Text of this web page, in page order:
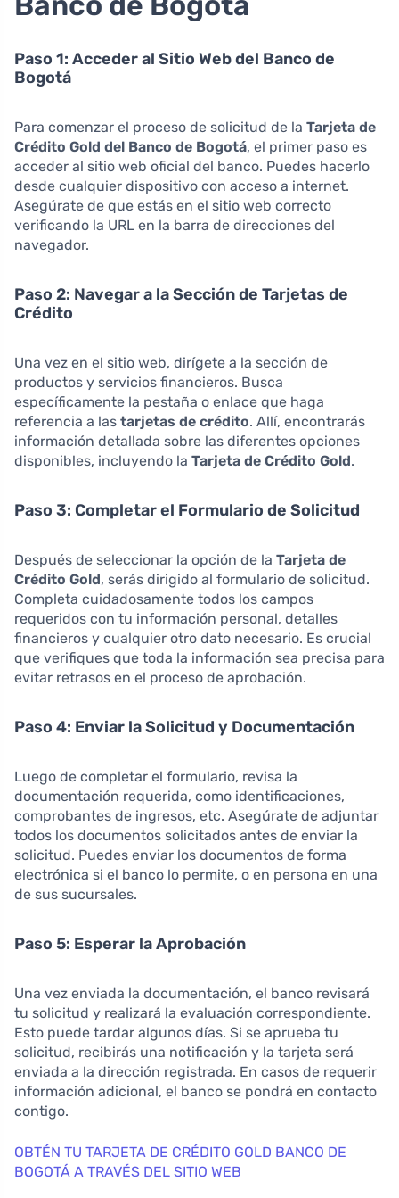
Paso 1: Acceder al Sitio Web del Banco de
Bogotá
Para comenzar el proceso de solicitud de la Tarjeta de
Crédito Gold del Banco de Bogotá, el primer paso es
acceder al sitio web oficial del banco. Puedes hacerlo
desde cualquier dispositivo con acceso a internet.
Asegúrate de que estás en el sitio web correcto
verificando la URL en la barra de direcciones del
navegador.
Paso 2: Navegar a la Sección de Tarjetas de
Crédito
Una vez en el sitio web, dirígete a la sección de
productos y servicios financieros. Busca
específicamente la pestaña o enlace que haga
referencia a las tarjetas de crédito. Allí, encontrarás
información detallada sobre las diferentes opciones
disponibles, incluyendo la Tarjeta de Crédito Gold.
Paso 3: Completar el Formulario de Solicitud
Después de seleccionar la opción de la Tarjeta de
Crédito Gold, serás dirigido al formulario de solicitud.
Completa cuidadosamente todos los campos
requeridos con tu información personal, detalles
financieros y cualquier otro dato necesario. Es crucial
que verifiques que toda la información sea precisa para
evitar retrasos en el proceso de aprobación.
Paso 4: Enviar la Solicitud y Documentación
Luego de completar el formulario, revisa la
documentación requerida, como identificaciones,
comprobantes de ingresos, etc. Asegúrate de adjuntar
todos los documentos solicitados antes de enviar la
solicitud. Puedes enviar los documentos de forma
electrónica si el banco lo permite, o en persona en una
de sus sucursales.
Paso 5: Esperar la Aprobación
Una vez enviada la documentación, el banco revisará
tu solicitud y realizará la evaluación correspondiente.
Esto puede tardar algunos días. Si se aprueba tu
solicitud, recibirás una notificación y la tarjeta será
enviada a la dirección registrada. En casos de requerir
información adicional, el banco se pondrá en contacto
contigo.
OBTÉN TU TARJETA DE CRÉDITO GOLD BANCO DE
BOGOTÁ A TRAVÉS DEL SITIO WEB